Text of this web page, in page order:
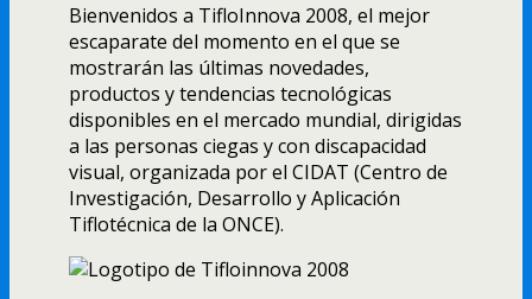
Bienvenidos a TifloInnova 2008, el mejor
escaparate del momento en el que se
mostrarán las últimas novedades,
productos y tendencias tecnológicas
disponibles en el mercado mundial, dirigidas
a las personas ciegas y con discapacidad
visual, organizada por el CIDAT (Centro de
Investigación, Desarrollo y Aplicación
Tiflotécnica de la ONCE).